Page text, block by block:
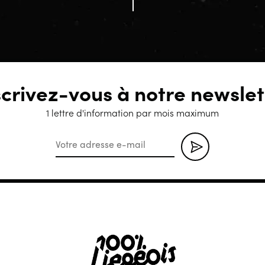
vous à notre
1 lettre d'information par mois maximum